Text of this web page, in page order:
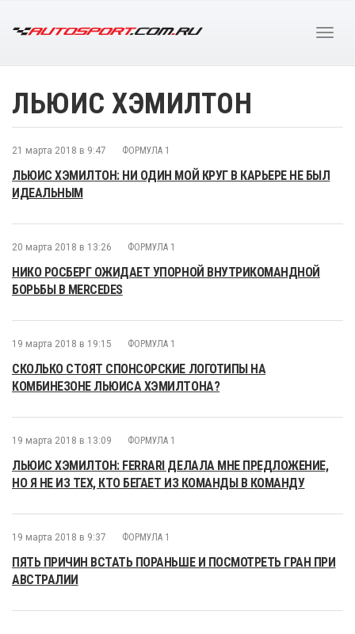
ЛЬЮИС ХЭМИЛТОН
21 марта 2018 в 9:47 ФОРМУЛА 1
ЛЬЮИС ХЭМИЛТОН: НИ ОДИН МОЙ КРУГ В КАРЬЕРЕ НЕ БЫЛ
ИДЕАЛЬНЫМ
20 марта 2018 в 13:26 ФОРМУЛА 1
НИКО РОСБЕРГ ОЖИДАЕТ УПОРНОЙ ВНУТРИКОМАНДНОЙ
БОРЬБЫ В MERCEDES
19 марта 2018 в 19:15 ФОРМУЛА 1
СКОЛЬКО СТОЯТ СПОНСОРСКИЕ ЛОГОТИПЫ НА
КОМБИНЕЗОНЕ ЛЬЮИСА ХЭМИЛТОНА?
19 марта 2018 в 13:09 ФОРМУЛА 1
ЛЬЮИС ХЭМИЛТОН: FERRARI ДЕЛАЛА МНЕ ПРЕДЛОЖЕНИЕ,
НО Я НЕ ИЗ ТЕХ, КТО БЕГАЕТ ИЗ КОМАНДЫ В КОМАНДУ
19 марта 2018 в 9:37 ФОРМУЛА 1
ПЯТЬ ПРИЧИН ВСТАТЬ ПОРАНЬШЕ И ПОСМОТРЕТЬ ГРАН ПРИ
АВСТРАЛИИ